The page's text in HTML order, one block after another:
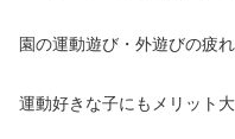
園の運動遊び・外遊びの疲
運動好きな子にもメリット大